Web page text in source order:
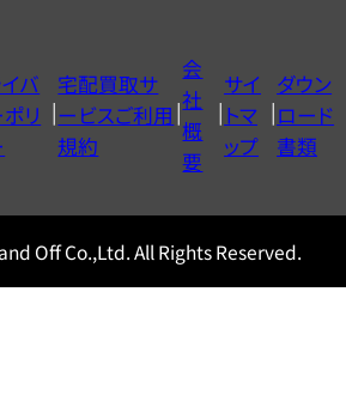
バ
リ
宅配買取サ
ービスご利用
規約
会
社
概
要
サイ
トマ
ップ
ダウン
ロード
書類
Off Co.,Ltd. All Rights Reserved.